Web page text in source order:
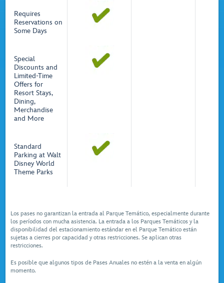
Requires
Reservations on
Some Days
Special
Discounts and
Limited-Time
Offers for
Resort Stays,
Dining,
Merchandise
and More
Standard
Parking at Walt
Disney World
Theme Parks
Los pases no garantizan la entrada al Parque Temático, especialmente durante
los períodos con mucha asistencia. La entrada a los Parques Temáticos y la
disponibilidad del estacionamiento estándar en el Parque Temático están
sujetas a cierres por capacidad y otras restricciones. Se aplican otras
restricciones.
Es posible que algunos tipos de Pases Anuales no estén a la venta en algún
momento.